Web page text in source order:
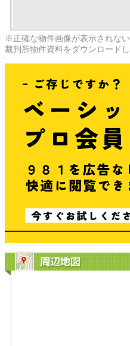
※正確な物件画像が表示されな
裁判所物件資料をダウンロード
周辺地図